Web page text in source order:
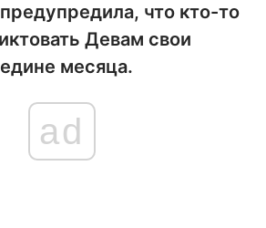
что кто-то
Девам свои
месяца.
ad